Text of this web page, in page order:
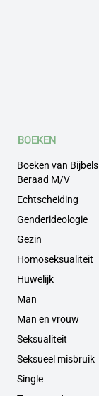
BOEKEN
Boeken van Bijbels
Beraad M/V
Echtscheiding
Genderideologie
Gezin
Homoseksualiteit
Huwelijk
Man
Man en vrouw
Seksualiteit
Seksueel misbruik
Single